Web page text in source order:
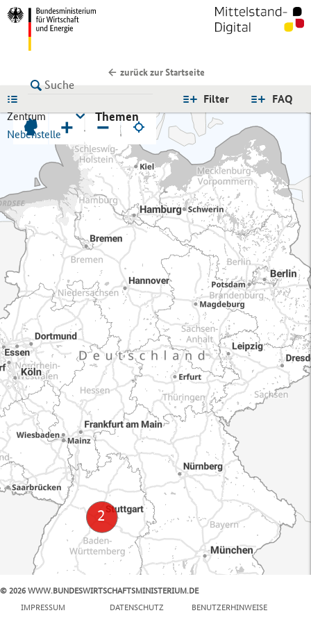
zurück zur Startseite
FAQ
Filter
Zentrum
Nebenstelle
Themen
+ −
© 2026 WWW.BUNDESWIRTSCHAFTSMINISTERIUM.DE
IMPRESSUM
DATENSCHUTZ BENUTZERHINWEISE